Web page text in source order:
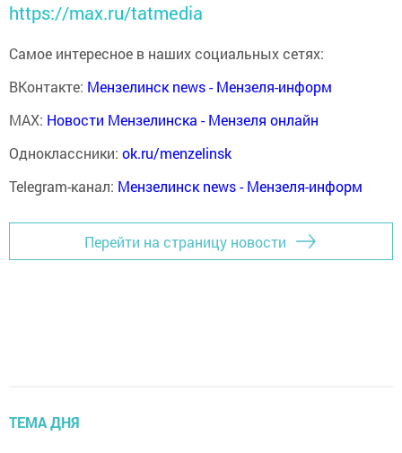
https://max.ru/tatmedia
Самое интересное в наших социальных сетях:
ВКонтакте: Мензелинск news - Мензеля-информ
MAX: Новости Мензелинска - Мензеля онлайн
Одноклассники: ok.ru/menzelinsk
Telegram-канал: Мензелинск news - Мензеля-информ
Перейти на страницу новости
ТЕМА ДНЯ